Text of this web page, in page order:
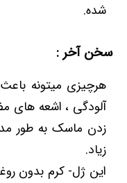
شده.
سخن آخر :
هرچیزی میتونه
آلودگی ، اشعه های
زدن ماسک به طور
زیاد.